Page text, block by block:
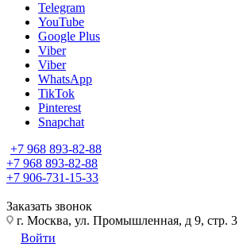
Telegram
YouTube
Google Plus
Viber
Viber
WhatsApp
TikTok
Pinterest
Snapchat
+7 968 893-82-88
+7 968 893-82-88
+7 906-731-15-33
Заказать звонок
г. Москва, ул. Промышленная, д 9, стр. 3
Войти